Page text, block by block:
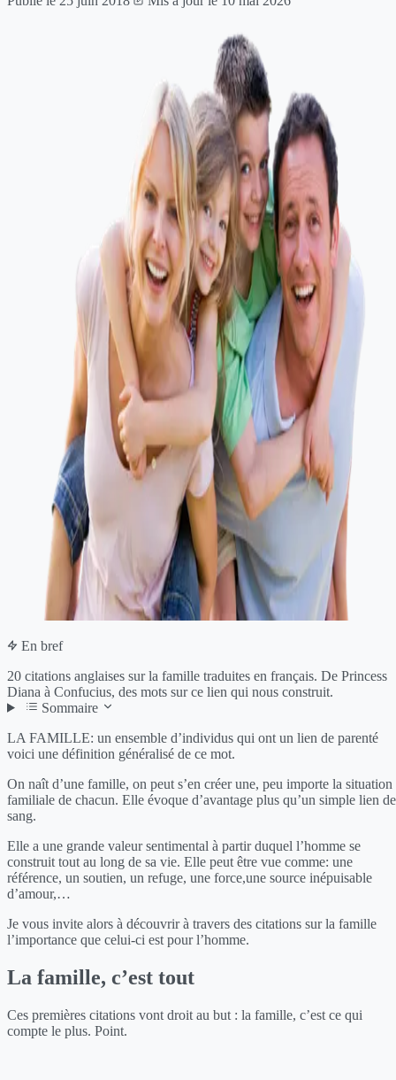
En bref
20 citations anglaises sur la famille traduites en français. De Princess
Diana à Confucius, des mots sur ce lien qui nous construit.
Sommaire
LA FAMILLE: un ensemble d’individus qui ont un lien de parenté
voici une définition généralisé de ce mot.
On naît d’une famille, on peut s’en créer une, peu importe la situation
familiale de chacun. Elle évoque d’avantage plus qu’un simple lien de
sang.
Elle a une grande valeur sentimental à partir duquel l’homme se
construit tout au long de sa vie. Elle peut être vue comme: une
référence, un soutien, un refuge, une force,une source inépuisable
d’amour,…
Je vous invite alors à découvrir à travers des citations sur la famille
l’importance que celui-ci est pour l’homme.
La famille, c’est tout
Ces premières citations vont droit au but : la famille, c’est ce qui
compte le plus. Point.